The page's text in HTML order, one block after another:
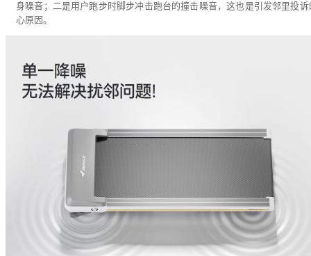
身噪音；二是用户跑步时脚步冲击跑台的撞击噪音，这也是引发邻里投诉
心原因。